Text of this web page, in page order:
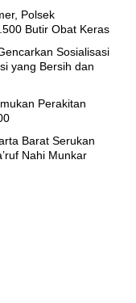
Polsek
Butir Obat Keras
Sosialisasi
yang Bersih dan
Perakitan
Barat Serukan
Nahi Munkar